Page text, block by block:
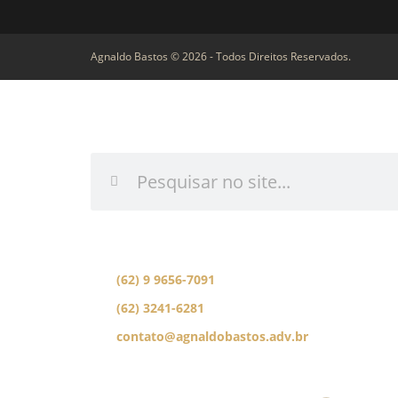
Agnaldo Bastos © 2026 - Todos Direitos Reservados.
(62) 9 9656-7091
(62) 3241-6281
contato@agnaldobastos.adv.br